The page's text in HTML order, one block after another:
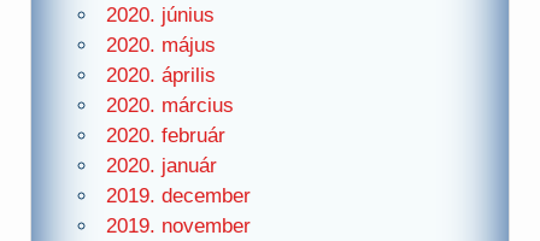
2020. június
2020. május
2020. április
2020. március
2020. február
2020. január
2019. december
2019. november